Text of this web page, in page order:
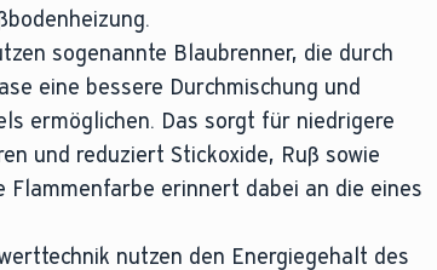
sogenannte Blaubrenner, die durch
eine bessere Durchmischung und
ermöglichen. Das sorgt für niedrigere
und reduziert Stickoxide, Ruß sowie
Flammenfarbe erinnert dabei an die eines
nutzen den Energiegehalt des